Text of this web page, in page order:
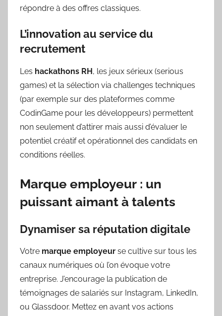
répondre à des offres classiques.
L’innovation au service du
recrutement
Les hackathons RH, les jeux sérieux (serious
games) et la sélection via challenges techniques
(par exemple sur des plateformes comme
CodinGame pour les développeurs) permettent
non seulement d’attirer mais aussi d’évaluer le
potentiel créatif et opérationnel des candidats en
conditions réelles.
Marque employeur : un
puissant aimant à talents
Dynamiser sa réputation digitale
Votre marque employeur se cultive sur tous les
canaux numériques où l’on évoque votre
entreprise. J’encourage la publication de
témoignages de salariés sur Instagram, LinkedIn,
ou Glassdoor. Mettez en avant vos actions